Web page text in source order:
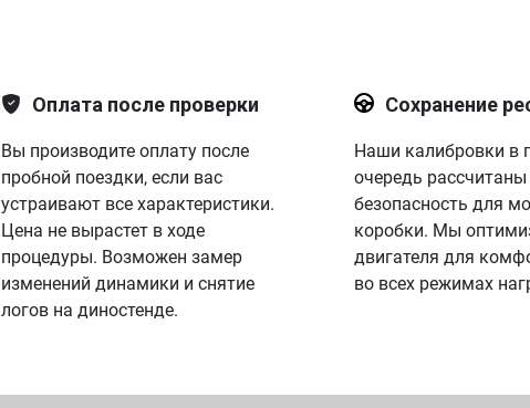
Оплата после проверки
Вы производите оплату после
пробной поездки, если вас
устраивают все характеристики.
Цена не вырастет в ходе
процедуры. Возможен замер
изменений динамики и снятие
логов на диностенде.
Сохранение
Наши калибровки в
очередь рассчитаны
безопасность для
коробки. Мы
двигателя для
во всех режимах